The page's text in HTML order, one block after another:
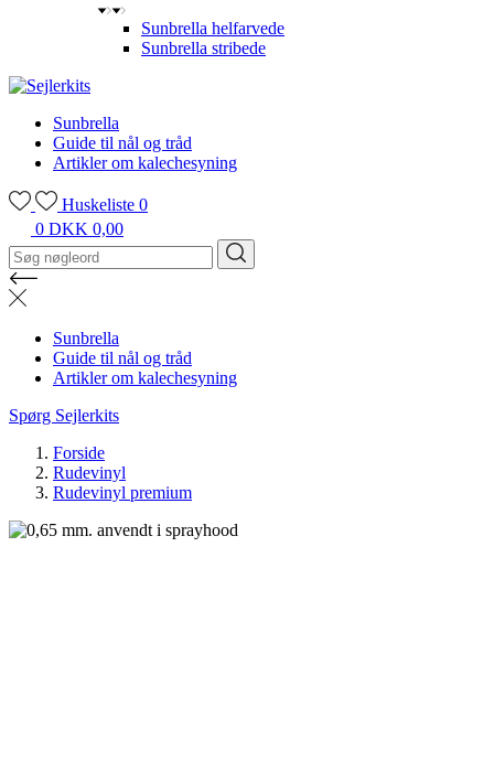
Sunbrella helfarvede
Sunbrella stribede
Sunbrella
Guide til nål og tråd
Artikler om kalechesyning
Huskeliste 0
0 DKK 0,00
Sunbrella
Guide til nål og tråd
Artikler om kalechesyning
Spørg Sejlerkits
Forside
Rudevinyl
Rudevinyl premium